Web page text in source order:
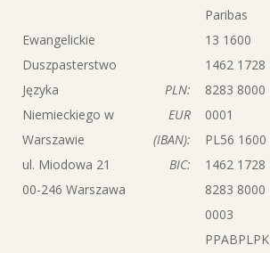
Ewangelickie
Duszpasterstwo
Języka
Niemieckiego w
Warszawie
ul. Miodowa 21
00-246 Warszawa
PLN:
EUR
(IBAN):
BIC:
Paribas
13 1600
1462 1728
8283 8000
0001
PL56 1600
1462 1728
8283 8000
0003
PPABPLPK